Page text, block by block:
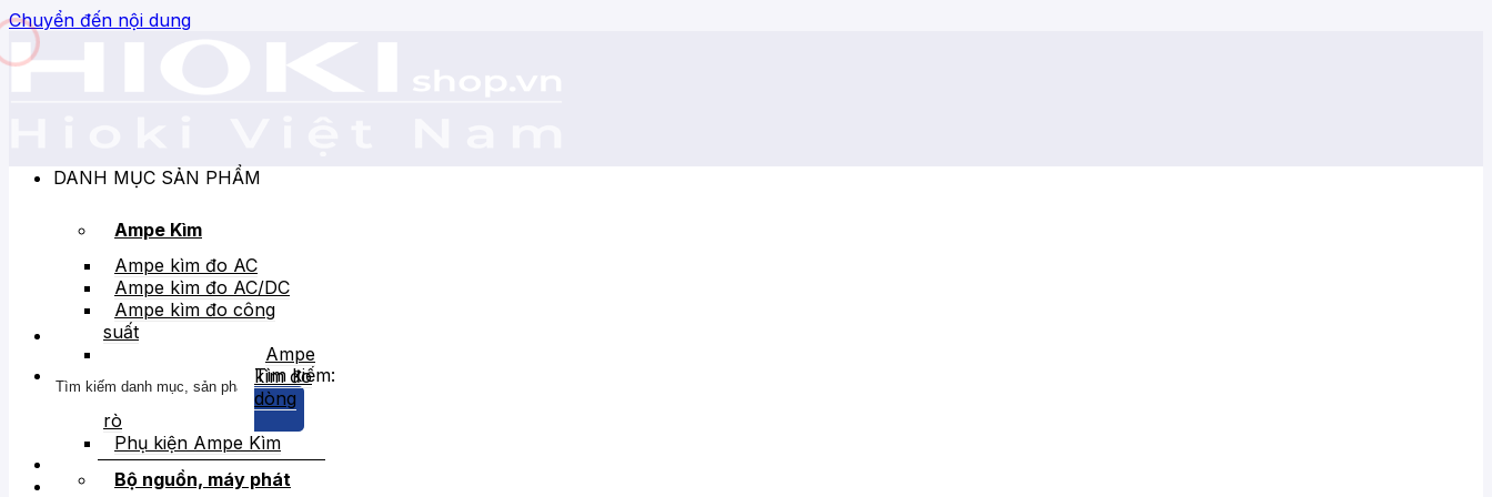
Chuyển đến nội dung
Tìm kiếm:
DANH MỤC SẢN PHẨM
Ampe Kìm
Ampe kìm đo AC
Ampe kìm đo AC/DC
Ampe kìm đo công
suất
Ampe
kìm đo
dòng
rò
Phụ kiện Ampe Kìm
Bộ nguồn, máy phát